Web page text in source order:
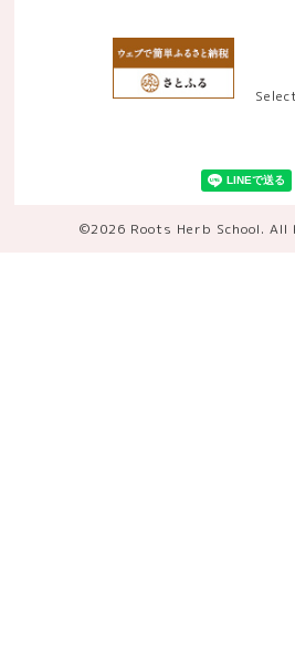
©2026 Roots Herb School. All